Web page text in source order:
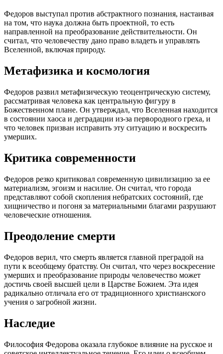
Федоров выступал против абстрактного познания, настаивая
на том, что наука должна быть проектной, то есть
направленной на преобразование действительности. Он
считал, что человечеству дано право владеть и управлять
Вселенной, включая природу.
Метафизика и космология
Федоров развил метафизическую теоцентрическую систему,
рассматривая человека как центральную фигуру в
Божественном плане. Он утверждал, что Вселенная находится
в состоянии хаоса и деградации из-за первородного греха, и
что человек призван исправить эту ситуацию и воскресить
умерших.
Критика современности
Федоров резко критиковал современную цивилизацию за ее
материализм, эгоизм и насилие. Он считал, что города
представляют собой скопления небратских состояний, где
хищничество и погоня за материальными благами разрушают
человеческие отношения.
Преодоление смерти
Федоров верил, что смерть является главной преградой на
пути к всеобщему братству. Он считал, что через воскресение
умерших и преобразование природы человечество может
достичь своей высшей цели в Царстве Божием. Эта идея
радикально отличала его от традиционного христианского
учения о загробной жизни.
Наследие
Философия Федорова оказала глубокое влияние на русское и